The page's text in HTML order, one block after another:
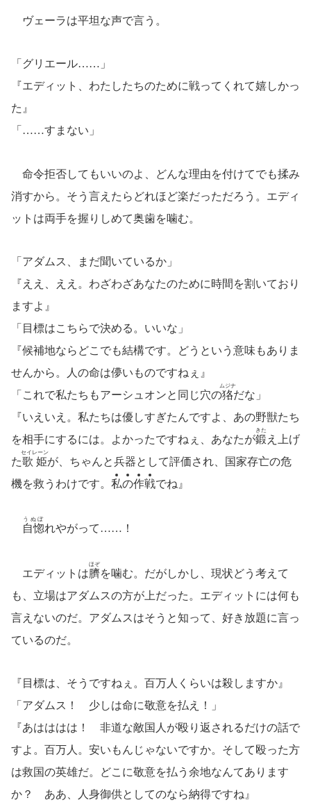
ヴェーラは平坦な声で言う。
「グリエール……」
『エディット、わたしたちのために戦ってくれて嬉しかっ
た』
「……すまない」
命令拒否してもいいのよ、どんな理由を付けてでも揉み
消すから。そう言えたらどれほど楽だっただろう。エディ
ットは両手を握りしめて奥歯を噛む。
「アダムス、まだ聞いているか」
『ええ、ええ。わざわざあなたのために時間を割いており
ますよ』
「目標はこちらで決める。いいな」
『候補地ならどこでも結構です。どうという意味もありま
せんから。人の命は儚いものですねぇ』
「これで私たちもアーシュオンと同じ穴の狢
ムジナ
だな」
『いえいえ。私たちは優しすぎたんですよ、あの野獣たち
を相手にするには。よかったですねぇ、あなたが鍛
きた
え上げ
た歌姫
セイレーン
が、ちゃんと兵器として評価され、国家存亡の危
機を救うわけです。 私の作戦でね』
自惚
うぬぼ
れやがって……！
エディットは臍
ほぞ
を噛む。だがしかし、現状どう考えて
も、立場はアダムスの方が上だった。エディットには何も
言えないのだ。アダムスはそうと知って、好き放題に言っ
ているのだ。
『目標は、そうですねぇ。百万人くらいは殺しますか』
「アダムス！ 少しは命に敬意を払え！」
『あはははは！ 非道な敵国人が殴り返されるだけの話で
すよ。百万人。安いもんじゃないですか。そして殴った方
は救国の英雄だ。どこに敬意を払う余地なんてあります
か？ ああ、人身御供としてのなら納得ですね』